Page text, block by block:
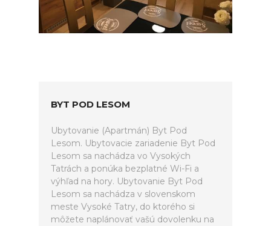
BYT POD LESOM
Ubytovanie (Apartmán) Byt Pod
Lesom. Ubytovacie zariadenie Byt Pod
Lesom sa nachádza vo Vysokých
Tatrách a ponúka bezplatné Wi-Fi a
výhľad na hory. Ubytovanie Byt Pod
Lesom sa nachádza v slovenskom
meste Vysoké Tatry, do ktorého si
môžete naplánovať vašú dovolenku na